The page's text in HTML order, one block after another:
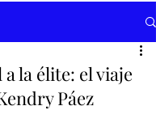
la élite: el viaje
Páez
5 estrellas.